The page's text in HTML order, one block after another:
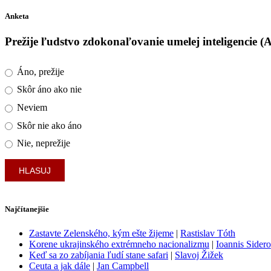
Anketa
Prežije ľudstvo zdokonaľovanie umelej inteligencie
Áno, prežije
Skôr áno ako nie
Neviem
Skôr nie ako áno
Nie, neprežije
Najčítanejšie
Zastavte Zelenského, kým ešte žijeme | Rastislav Tóth
Korene ukrajinského extrémneho nacionalizmu | Ioannis
Keď sa zo zabíjania ľudí stane safari | Slavoj Žižek
Ceuta a jak dále | Jan Campbell